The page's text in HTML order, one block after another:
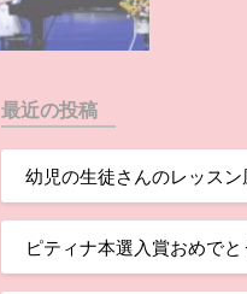
最近の投稿
幼児の生徒さんのレッスン
ピティナ本選入賞おめでと